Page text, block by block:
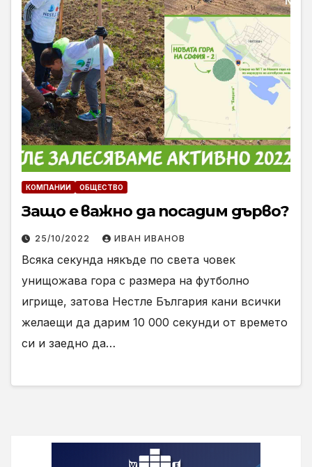
КОМПАНИИ ОБЩЕСТВО
Защо е важно да посадим дърво?
25/10/2022 ИВАН ИВАНОВ
Всяка секунда някъде по света човек
унищожава гора с размера на футболно
игрище, затова Нестле България кани всички
желаещи да дарим 10 000 секунди от времето
си и заедно да…